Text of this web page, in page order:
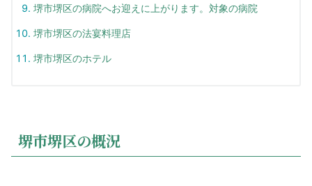
堺市堺区の病院へお迎えに上がります。対象の病院
堺市堺区の法宴料理店
堺市堺区のホテル
堺市堺区の概況